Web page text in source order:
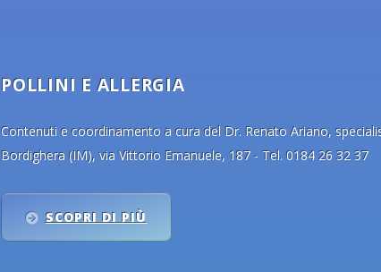
POLLINI E ALLERGIA
Contenuti e coordinamento a cura del Dr. Renato Ariano,
Bordighera (IM), via Vittorio Emanuele, 187 - Tel. 0184 26 32 37
SCOPRI DI PIÙ